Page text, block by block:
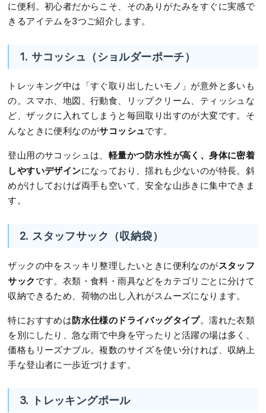
に便利。初心者だからこそ、そのありがたみをすぐに実感で
きるアイテムを3つご紹介します。
1. サコッシュ（ショルダーポーチ）
トレッキング中は「すぐ取り出したいモノ」が意外と多いも
の。スマホ、地図、行動食、リップクリーム、ティッシュな
ど、ザックに入れてしまうと毎回取り出すのが大変です。そ
んなときに便利なのがサコッシュです。
登山用のサコッシュは、 軽量かつ防水性が高く、身体に密着
しやすいデザインになっており、揺れも少ないのが特長。斜
めがけしておけば両手も空いて、安全な山歩きに集中できま
す。
2. スタッフサック（収納袋）
ザックの中をスッキリ整理したいときに便利なのがスタッフ
サック です。衣類・食料・雨具などをカテゴリごとに分けて
収納できるため、荷物の出し入れがスムーズになります。
特におすすめは防水仕様のドライバッグタイプ。濡れた衣類
を別にしたり、急な雨で中身を守ったりと活躍の場は多く、
価格もリーズナブル。複数のサイズを使い分ければ、収納上
手な登山者に一歩近づけます。
3. トレッキングポール